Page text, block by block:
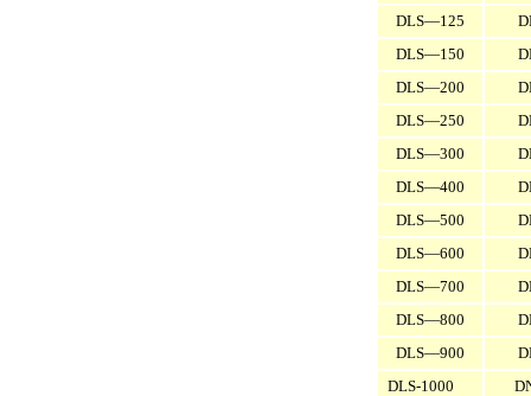
DLS—125
DLS—150
DLS—200
DLS—250
DLS—300
DLS—400
DLS—500
DLS—600
DLS—700
DLS—800
DLS—900
DLS-1000